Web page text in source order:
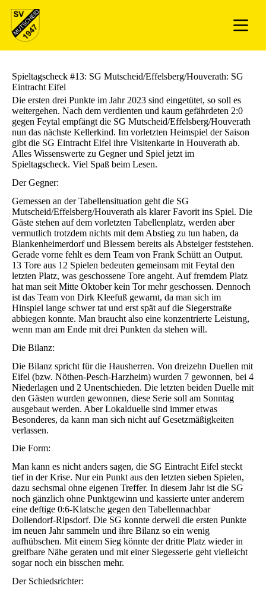
Spieltagscheck #13: SG Mutscheid/Effelsberg/Houverath: SG
Eintracht Eifel
Die ersten drei Punkte im Jahr 2023 sind eingetütet, so soll es
weitergehen. Nach dem verdienten und kaum gefährdeten 2:0
gegen Feytal empfängt die SG Mutscheid/Effelsberg/Houverath
nun das nächste Kellerkind. Im vorletzten Heimspiel der Saison
gibt die SG Eintracht Eifel ihre Visitenkarte in Houverath ab.
Alles Wissenswerte zu Gegner und Spiel jetzt im
Spieltagscheck. Viel Spaß beim Lesen.
Der Gegner:
Gemessen an der Tabellensituation geht die SG
Mutscheid/Effelsberg/Houverath als klarer Favorit ins Spiel. Die
Gäste stehen auf dem vorletzten Tabellenplatz, werden aber
vermutlich trotzdem nichts mit dem Abstieg zu tun haben, da
Blankenheimerdorf und Blessem bereits als Absteiger feststehen.
Gerade vorne fehlt es dem Team von Frank Schütt an Output.
13 Tore aus 12 Spielen bedeuten gemeinsam mit Feytal den
letzten Platz, was geschossene Tore angeht. Auf fremdem Platz
hat man seit Mitte Oktober kein Tor mehr geschossen. Dennoch
ist das Team von Dirk Kleefuß gewarnt, da man sich im
Hinspiel lange schwer tat und erst spät auf die Siegerstraße
abbiegen konnte. Man braucht also eine konzentrierte Leistung,
wenn man am Ende mit drei Punkten da stehen will.
Die Bilanz:
Die Bilanz spricht für die Hausherren. Von dreizehn Duellen mit
Eifel (bzw. Nöthen-Pesch-Harzheim) wurden 7 gewonnen, bei 4
Niederlagen und 2 Unentschieden. Die letzten beiden Duelle mit
den Gästen wurden gewonnen, diese Serie soll am Sonntag
ausgebaut werden. Aber Lokalduelle sind immer etwas
Besonderes, da kann man sich nicht auf Gesetzmäßigkeiten
verlassen.
Die Form:
Man kann es nicht anders sagen, die SG Eintracht Eifel steckt
tief in der Krise. Nur ein Punkt aus den letzten sieben Spielen,
dazu sechsmal ohne eigenen Treffer. In diesem Jahr ist die SG
noch gänzlich ohne Punktgewinn und kassierte unter anderem
eine deftige 0:6-Klatsche gegen den Tabellennachbar
Dollendorf-Ripsdorf. Die SG konnte derweil die ersten Punkte
im neuen Jahr sammeln und ihre Bilanz so ein wenig
aufhübschen. Mit einem Sieg könnte der dritte Platz wieder in
greifbare Nähe geraten und mit einer Siegesserie geht vielleicht
sogar noch ein bisschen mehr.
Der Schiedsrichter: